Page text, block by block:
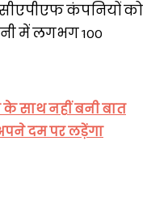
कंपनियों को
में लगभग 100
के साथ नहीं बनी बात
दम पर लड़ेंगा